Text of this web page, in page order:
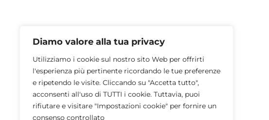
Diamo valore alla tua privacy
Utilizziamo i cookie sul nostro sito Web per offrirti
l'esperienza più pertinente ricordando le tue preferenze
e ripetendo le visite. Cliccando su "Accetta tutto",
acconsenti all'uso di TUTTI i cookie. Tuttavia, puoi
rifiutare e visitare "Impostazioni cookie" per fornire un
consenso controllato